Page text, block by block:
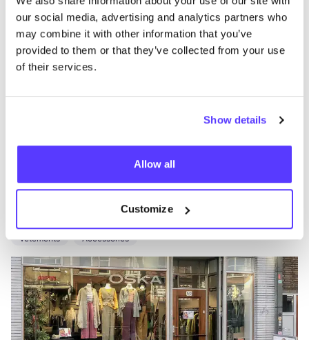
our social media, advertising and analytics partners who
may combine it with other information that you’ve
provided to them or that they’ve collected from your use
of their services.
Show details
Allow all
Customize
OSKA Rotterdam
Nieuwe Binnenweg 50, Rotterdam
Vêtements Accessories